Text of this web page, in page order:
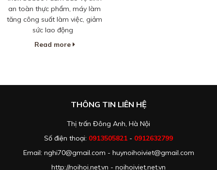
an toàn thực phẩm, máy làm
tăng công suất làm việc, giảm
sức lao động
Read more
THÔNG TIN LIÊN HỆ
Thị trấn Đông Anh, Hà Nội
Số điện thoại: 0913505821 - 0912632799
Email: nghi70@gmail.com - huynoihoiviet@gmail.com
http://noihoi.net.vn - noihoiviet.net.vn